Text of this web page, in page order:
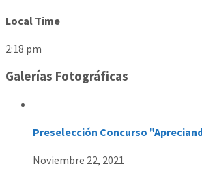
Local Time
2:18 pm
Galerías Fotográficas
Preselección Concurso
Noviembre 22, 2021